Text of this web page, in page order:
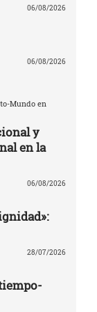
06/08/2026
06/08/2026
Mundo en
y
en la
06/08/2026
28/07/2026